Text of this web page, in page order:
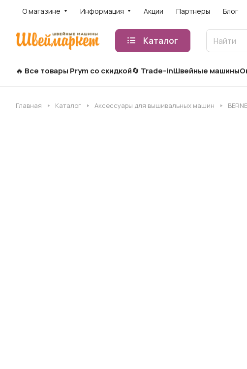
О магазине Информация Акции Партнеры Блог
Каталог
Все товары Prym со скидкой Trade-inШвейные машины
Главная Каталог Аксессуары для вышивальных машин